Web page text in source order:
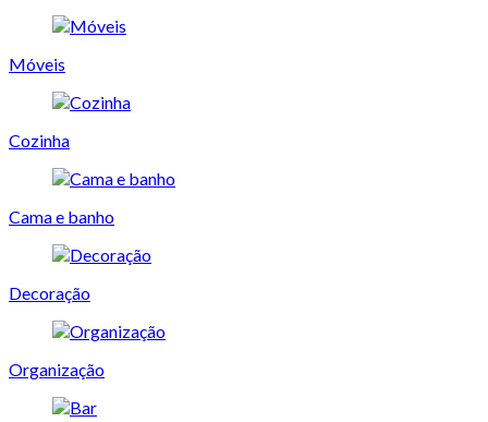
Móveis
Cozinha
Cama e banho
Decoração
Organização